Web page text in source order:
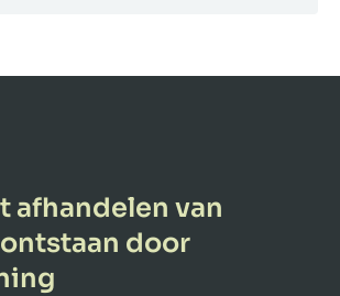
afhandelen van
door